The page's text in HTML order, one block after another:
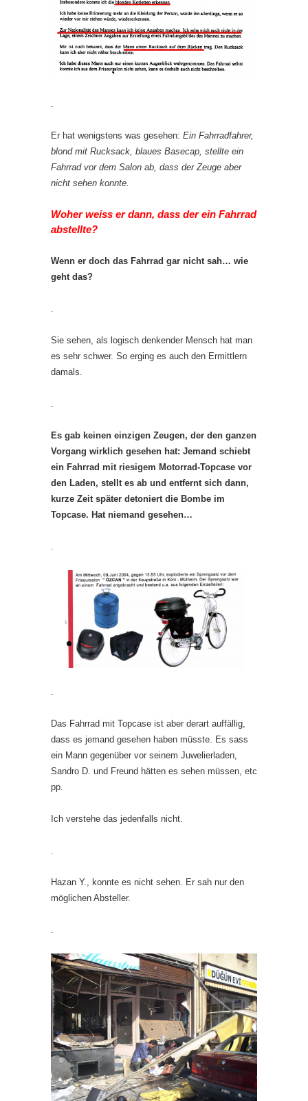
.
Er hat wenigstens was gesehen: Ein Fahrradfahrer,
blond mit Rucksack, blaues Basecap, stellte ein
Fahrrad vor dem Salon ab, dass der Zeuge aber
nicht sehen konnte.
Woher weiss er dann, dass der ein Fahrrad
abstellte?
Wenn er doch das Fahrrad gar nicht sah… wie
geht das?
.
Sie sehen, als logisch denkender Mensch hat man
es sehr schwer. So erging es auch den Ermittlern
damals.
.
Es gab keinen einzigen Zeugen, der den ganzen
Vorgang wirklich gesehen hat: Jemand schiebt
ein Fahrrad mit riesigem Motorrad-Topcase vor
den Laden, stellt es ab und entfernt sich dann,
kurze Zeit später detoniert die Bombe im
Topcase. Hat niemand gesehen…
.
.
Das Fahrrad mit Topcase ist aber derart auffällig,
dass es jemand gesehen haben müsste. Es sass
ein Mann gegenüber vor seinem Juwelierladen,
Sandro D. und Freund hätten es sehen müssen, etc
pp.
Ich verstehe das jedenfalls nicht.
.
Hazan Y., konnte es nicht sehen. Er sah nur den
möglichen Absteller.
.